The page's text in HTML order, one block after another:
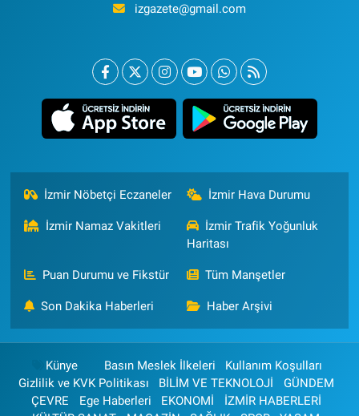
izgazete@gmail.com
İzmir Nöbetçi Eczaneler İzmir Hava Durumu
İzmir Namaz Vakitleri
İzmir Trafik Yoğunluk
Haritası
Puan Durumu ve Fikstür Tüm Manşetler
Son Dakika Haberleri Haber Arşivi
Künye Basın Meslek İlkeleri
Kullanım Koşulları
Gizlilik ve KVK Politikası
BİLİM VE TEKNOLOJİ
GÜNDEM
ÇEVRE
Ege Haberleri EKONOMİ
İZMİR HABERLERİ